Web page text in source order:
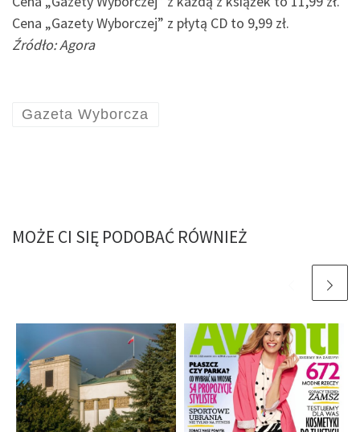
Cena „Gazety Wyborczej” z płytą CD to 9,99 zł.
Źródło: Agora
Gazeta Wyborcza
MOŻE CI SIĘ PODOBAĆ RÓWNIEŻ